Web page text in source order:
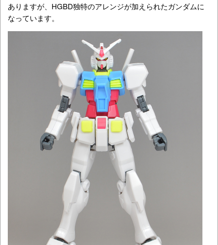
ありますが、HGBD独特のアレンジが加えられたガンダムに
なっています。